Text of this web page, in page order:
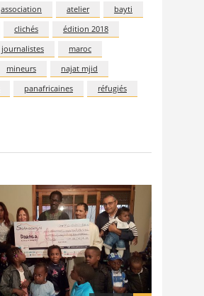
association atelier
bayti
clichés
édition 2018
journalistes
maroc
mineurs
najat mjid
panafricaines
réfugiés